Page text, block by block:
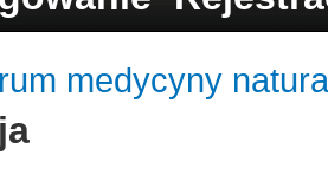
medycyny